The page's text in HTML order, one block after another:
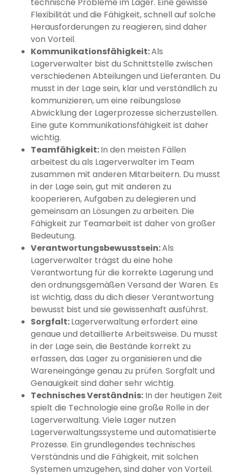
technische Probleme im Lager. Eine gewisse
Flexibilität und die Fähigkeit, schnell auf solche
Herausforderungen zu reagieren, sind daher
von Vorteil.
Kommunikationsfähigkeit:Als
Lagerverwalter bist du Schnittstelle zwischen
verschiedenen Abteilungen und Lieferanten. Du
musst in der Lage sein, klar und verständlich zu
kommunizieren, um eine reibungslose
Abwicklung der Lagerprozesse sicherzustellen.
Eine gute Kommunikationsfähigkeit ist daher
wichtig.
Teamfähigkeit:In den meisten Fällen
arbeitest du als Lagerverwalter im Team
zusammen mit anderen Mitarbeitern. Du musst
in der Lage sein, gut mit anderen zu
kooperieren, Aufgaben zu delegieren und
gemeinsam an Lösungen zu arbeiten. Die
Fähigkeit zur Teamarbeit ist daher von großer
Bedeutung.
Verantwortungsbewusstsein:Als
Lagerverwalter trägst du eine hohe
Verantwortung für die korrekte Lagerung und
den ordnungsgemäßen Versand der Waren. Es
ist wichtig, dass du dich dieser Verantwortung
bewusst bist und sie gewissenhaft ausführst.
Sorgfalt:Lagerverwaltung erfordert eine
genaue und detaillierte Arbeitsweise. Du musst
in der Lage sein, die Bestände korrekt zu
erfassen, das Lager zu organisieren und die
Wareneingänge genau zu prüfen. Sorgfalt und
Genauigkeit sind daher sehr wichtig.
Technisches Verständnis: In der heutigen Zeit
spielt die Technologie eine große Rolle in der
Lagerverwaltung. Viele Lager nutzen
Lagerverwaltungssysteme und automatisierte
Prozesse. Ein grundlegendes technisches
Verständnis und die Fähigkeit, mit solchen
Systemen umzugehen, sind daher von Vorteil.